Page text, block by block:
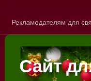
Рекламодателям для
Сайт